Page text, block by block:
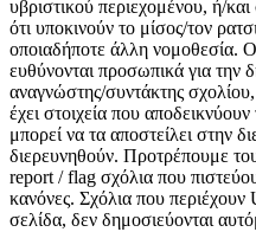
υβριστικού περιεχομένου, ή/
ότι υποκινούν το μίσος/τον
οποιαδήποτε άλλη νομοθεσία.
ευθύνονται προσωπικά για την
αναγνώστης/συντάκτης σχολίου,
έχει στοιχεία που
μπορεί να τα αποστείλει στην
διερευνηθούν. Προτρέπουμε
report / flag σχόλια που
κανόνες. Σχόλια που
σελίδα, δεν δημοσιεύονται